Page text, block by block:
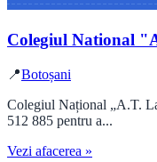
Colegiul National
📍Botoșani
Colegiul Național „A.T.
512 885 pentru a...
Vezi afacerea »